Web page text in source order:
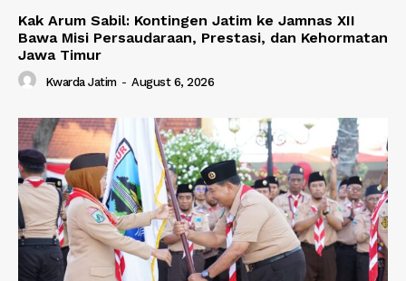
Kak Arum Sabil: Kontingen Jatim ke Jamnas XII
Bawa Misi Persaudaraan, Prestasi, dan Kehormatan
Jawa Timur
Kwarda Jatim - August 6, 2026